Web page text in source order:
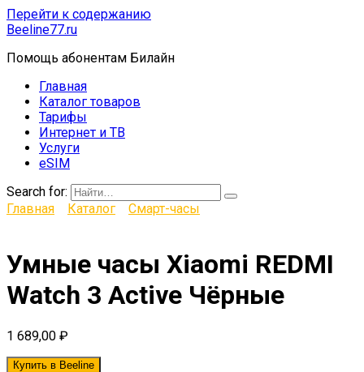
Перейти к содержанию
Beeline77.ru
Помощь абонентам Билайн
Главная
Каталог товаров
Тарифы
Интернет и ТВ
Услуги
eSIM
Search for:
Главная
Каталог Смарт-часы
Умные часы Xiaomi REDMI
Watch 3 Active Чёрные
1 689,00 ₽
Купить в Beeline